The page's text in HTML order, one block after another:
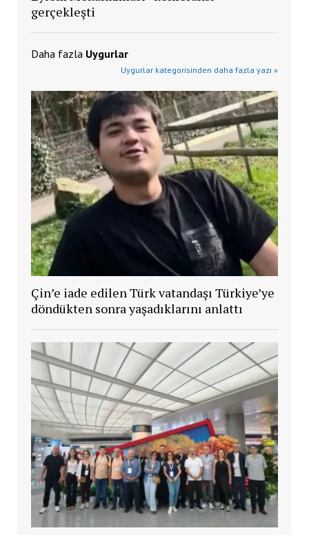
gerçekleşti
Daha fazla Uygurlar
Uygurlar kategorisinden daha fazla yazı »
Çin’e iade edilen Türk vatandaşı Türkiye’ye
döndükten sonra yaşadıklarını anlattı